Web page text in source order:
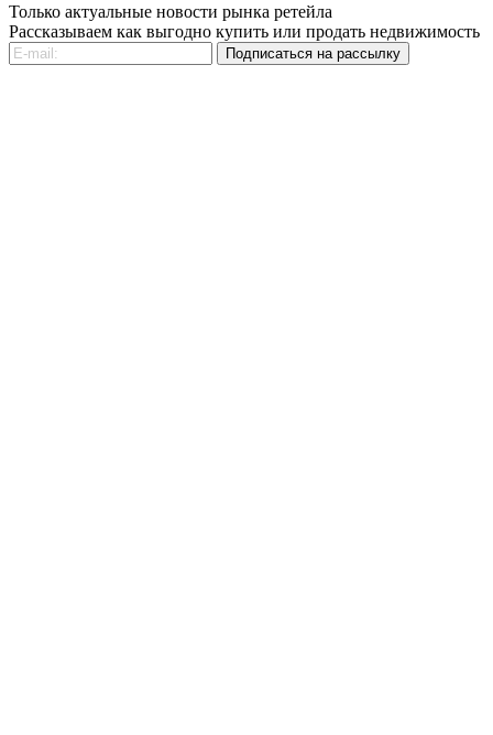
Только актуальные новости рынка ретейла
Рассказываем как выгодно купить или продать недвижимость